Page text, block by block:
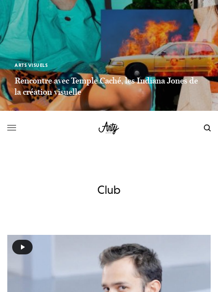
ARTS VISUELS
Rencontre avec Temple Caché, les Indiana Jones de
la création visuelle
Club